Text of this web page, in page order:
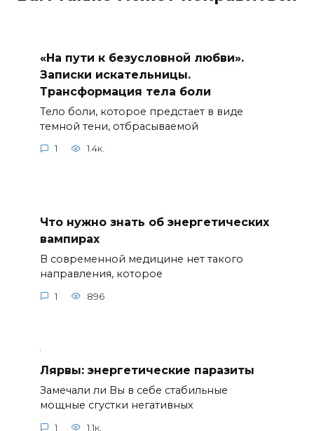
«На пути к безусловной любви».
Записки искательницы.
Трансформация тела боли
Тело боли, которое предстает в виде
темной тени, отбрасываемой
1 1.4к.
Что нужно знать об энергетических
вампирах
В современной медицине нет такого
направления, которое
1 896
Лярвы: энергетические паразиты
Замечали ли Вы в себе стабильные
мощные сгустки негативных
1 1.1к.